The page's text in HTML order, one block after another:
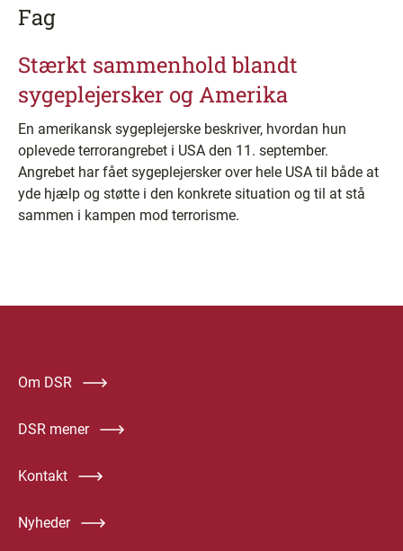
Fag
Stærkt sammenhold blandt
sygeplejersker og Amerika
En amerikansk sygeplejerske beskriver, hvordan hun
oplevede terrorangrebet i USA den 11. september.
Angrebet har fået sygeplejersker over hele USA til både at
yde hjælp og støtte i den konkrete situation og til at stå
sammen i kampen mod terrorisme.
Om DSR
DSR mener
Kontakt
Nyheder